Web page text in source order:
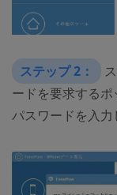
ステップ 2：
ードを要求するポ
パスワードを入力